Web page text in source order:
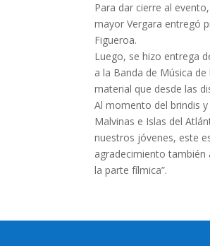
Para dar cierre al
mayor Vergara entregó
Figueroa.
Luego, se hizo entrega
a la Banda de Música
material que desde las
Al momento del brindis
Malvinas e Islas del
nuestros jóvenes, este
agradecimiento
la parte fílmica”.